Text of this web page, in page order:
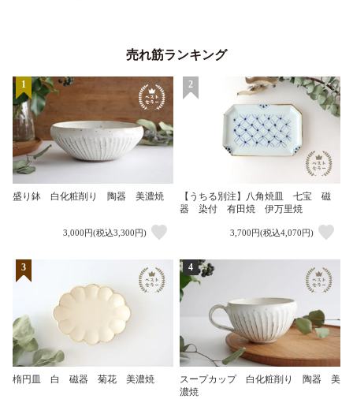
売れ筋ランキング
1
盛り鉢 白化粧削り 陶器 美濃焼
3,000円(税込3,300円)
2
【うちる別注】八角焼皿 七宝 磁
器 染付 有田焼 伊万里焼
3,700円(税込4,070円)
3
楕円皿 白 磁器 菊花 美濃焼
4
スープカップ 白化粧削り 陶器 美
濃焼